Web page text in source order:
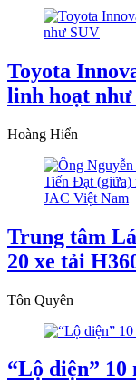
Toyota
linh hoạt như
Hoàng Hiển
Trung tâm
20 xe tải
Tôn Quyên
“Lộ diện” 10